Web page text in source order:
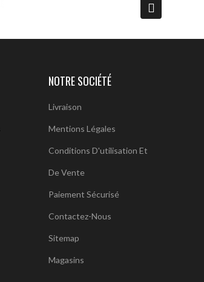
NOTRE SOCIÉTÉ
Livraison
Mentions Légales
Conditions D'utilisation Et
De Vente
Paiement Sécurisé
Contactez-Nous
Sitemap
Magasins